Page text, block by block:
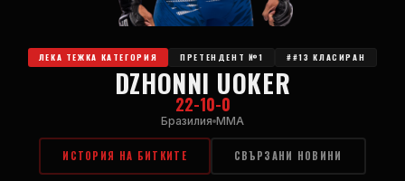
ЛЕКА ТЕЖКА КАТЕГОРИЯ ПРЕТЕНДЕНТ №1 ##13 КЛАСИРАН
DZHONNI UOKER
22-10-0
Бразилия MMA
ИСТОРИЯ НА БИТКИТЕ СВЪРЗАНИ НОВИНИ